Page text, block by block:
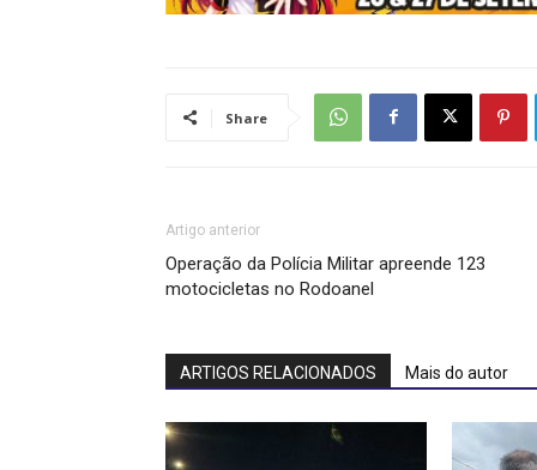
Share
Artigo anterior
Operação da Polícia Militar apreende 123
motocicletas no Rodoanel
ARTIGOS RELACIONADOS Mais do autor